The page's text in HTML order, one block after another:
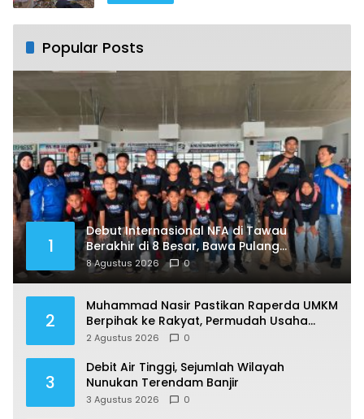
Popular Posts
1
Debut Internasional NFA di Tawau
Berakhir di 8 Besar, Bawa Pulang
Pengalaman Berharga
8 Agustus 2026 0
2
Muhammad Nasir Pastikan Raperda UMKM
Berpihak ke Rakyat, Permudah Usaha
hingga Perluas Pasar
2 Agustus 2026 0
3
Debit Air Tinggi, Sejumlah Wilayah
Nunukan Terendam Banjir
3 Agustus 2026 0